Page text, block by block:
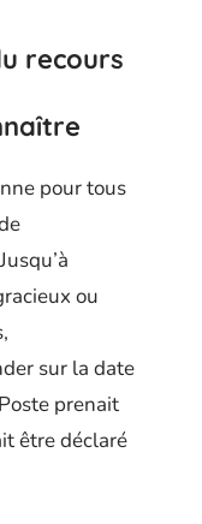
recours
pour tous
ou
sur la date
prenait
être déclaré